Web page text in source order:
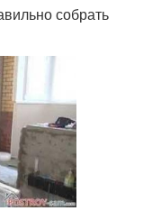
собрать